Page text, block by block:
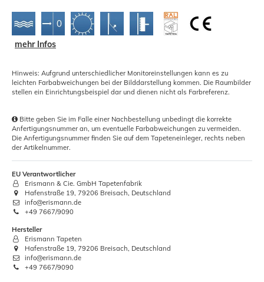
mehr Infos
Hinweis: Aufgrund unterschiedlicher Monitoreinstellungen kann es zu
leichten Farbabweichungen bei der Bilddarstellung kommen. Die Raumbilder
stellen ein Einrichtungsbeispiel dar und dienen nicht als Farbreferenz.
Bitte geben Sie im Falle einer Nachbestellung unbedingt die korrekte
Anfertigungsnummer an, um eventuelle Farbabweichungen zu vermeiden.
Die Anfertigungsnummer finden Sie auf dem Tapeteneinleger, rechts neben
der Artikelnummer.
EU Verantwortlicher
Erismann & Cie. GmbH Tapetenfabrik
Hafenstraße 19, 79206 Breisach, Deutschland
info@erismann.de
+49 7667/9090
Hersteller
Erismann Tapeten
Hafenstraße 19, 79206 Breisach, Deutschland
info@erismann.de
+49 7667/9090